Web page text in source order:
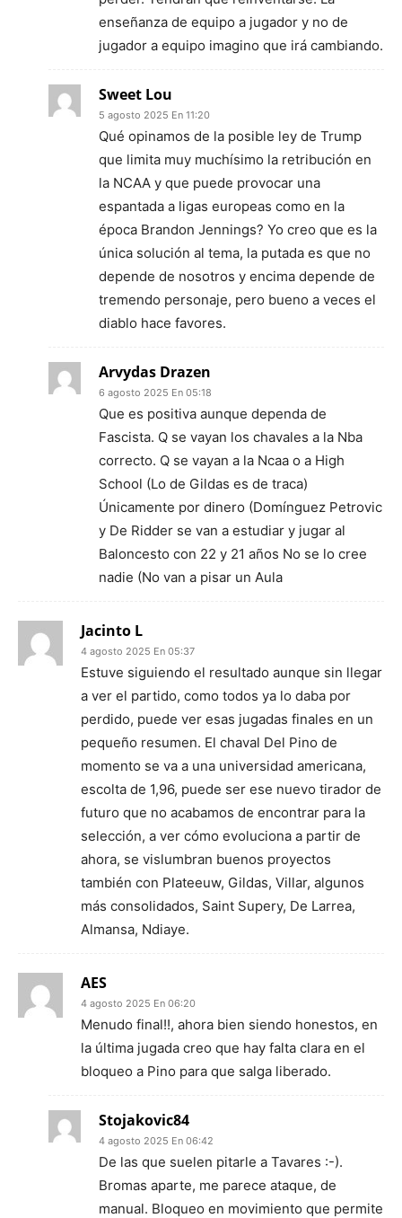
enseñanza de equipo a jugador y no de
jugador a equipo imagino que irá cambiando.
Sweet Lou
5 agosto 2025 En 11:20
Qué opinamos de la posible ley de Trump
que limita muy muchísimo la retribución en
la NCAA y que puede provocar una
espantada a ligas europeas como en la
época Brandon Jennings? Yo creo que es la
única solución al tema, la putada es que no
depende de nosotros y encima depende de
tremendo personaje, pero bueno a veces el
diablo hace favores.
Arvydas Drazen
6 agosto 2025 En 05:18
Que es positiva aunque dependa de
Fascista. Q se vayan los chavales a la Nba
correcto. Q se vayan a la Ncaa o a High
School (Lo de Gildas es de traca)
Únicamente por dinero (Domínguez Petrovic
y De Ridder se van a estudiar y jugar al
Baloncesto con 22 y 21 años No se lo cree
nadie (No van a pisar un Aula
Jacinto L
4 agosto 2025 En 05:37
Estuve siguiendo el resultado aunque sin llegar
a ver el partido, como todos ya lo daba por
perdido, puede ver esas jugadas finales en un
pequeño resumen. El chaval Del Pino de
momento se va a una universidad americana,
escolta de 1,96, puede ser ese nuevo tirador de
futuro que no acabamos de encontrar para la
selección, a ver cómo evoluciona a partir de
ahora, se vislumbran buenos proyectos
también con Plateeuw, Gildas, Villar, algunos
más consolidados, Saint Supery, De Larrea,
Almansa, Ndiaye.
AES
4 agosto 2025 En 06:20
Menudo final!!, ahora bien siendo honestos, en
la última jugada creo que hay falta clara en el
bloqueo a Pino para que salga liberado.
Stojakovic84
4 agosto 2025 En 06:42
De las que suelen pitarle a Tavares :-).
Bromas aparte, me parece ataque, de
manual. Bloqueo en movimiento que permite